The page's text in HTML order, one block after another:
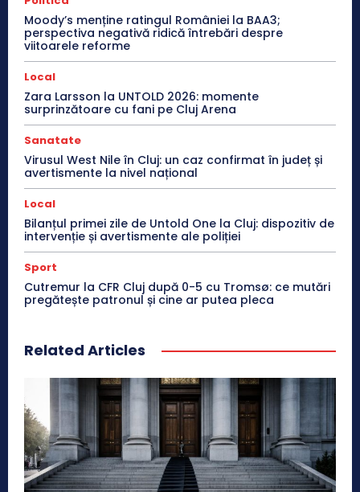
Moody’s menține ratingul României la BAA3;
perspectiva negativă ridică întrebări despre
viitoarele reforme
Local
Zara Larsson la UNTOLD 2026: momente
surprinzătoare cu fani pe Cluj Arena
Sanatate
Virusul West Nile în Cluj: un caz confirmat în județ și
avertismente la nivel național
Local
Bilanțul primei zile de Untold One la Cluj: dispozitiv de
intervenție și avertismente ale poliției
Sport
Cutremur la CFR Cluj după 0-5 cu Tromsø: ce mutări
pregătește patronul și cine ar putea pleca
Related Articles